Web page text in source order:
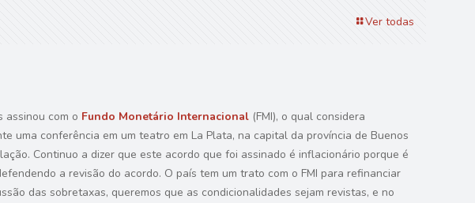
Ver todas
assinou com o Fundo Monetário Internacional (FMI), o qual considera
conferência em um teatro em La Plata, na capital da província de Buenos
Continuo a dizer que este acordo que foi assinado é inflacionário porque é
a revisão do acordo. O país tem um trato com o FMI para refinanciar
das sobretaxas, queremos que as condicionalidades sejam revistas, e no